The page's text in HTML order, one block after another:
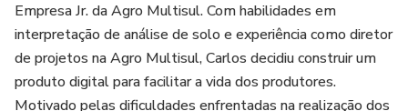
Empresa Jr. da Agro Multisul. Com habilidades em
interpretação de análise de solo e experiência como diretor
de projetos na Agro Multisul, Carlos decidiu construir um
produto digital para facilitar a vida dos produtores.
Motivado pelas dificuldades enfrentadas na realização dos